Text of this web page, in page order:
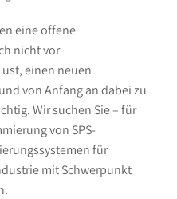
eine offene
nicht vor
einen neuen
von Anfang an dabei zu
Wir suchen Sie – für
von SPS-
für
mit Schwerpunkt